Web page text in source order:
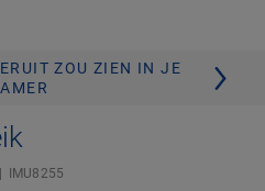
ZOU ZIEN IN JE
IMU8255